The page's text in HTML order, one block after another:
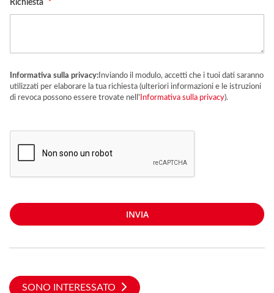
Richiesta
Informativa sulla privacy: Inviando il modulo, accetti che i tuoi dati saranno
utilizzati per elaborare la tua richiesta (ulteriori informazioni e le istruzioni
di revoca possono essere trovate nell' Informativa sulla privacy).
INVIA
SONO INTERESSATO